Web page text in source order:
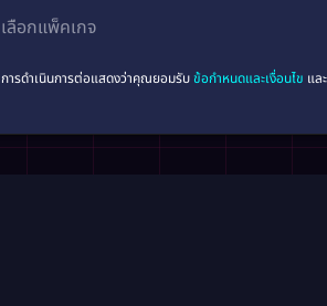
เลือกแพ็คเกจ
การดำเนินการต่อแสดงว่าคุณยอมรับข้อกำหนดและเงื่อนไข และ